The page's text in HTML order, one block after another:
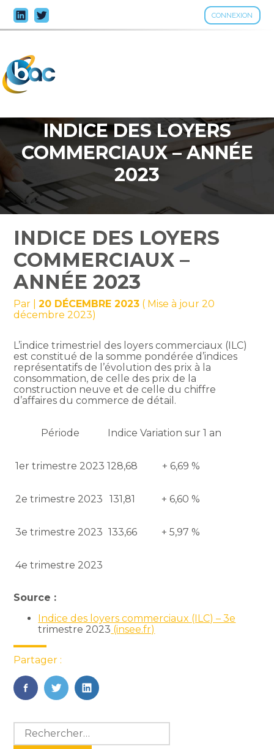
CONNEXION
Aller
au
INDICE DES LOYERS
COMMERCIAUX – ANNÉE
2023
INDICE DES LOYERS
COMMERCIAUX –
ANNÉE 2023
Par |20 DÉCEMBRE 2023 ( Mise à jour 20
décembre 2023)
L’indice trimestriel des loyers commerciaux (ILC)
est constitué de la somme pondérée d’indices
représentatifs de l’évolution des prix à la
consommation, de celle des prix de la
construction neuve et de celle du chiffre
d’affaires du commerce de détail.
Période Indice Variation sur 1 an
1er trimestre 2023 128,68 + 6,69 %
2e trimestre 2023 131,81 + 6,60 %
3e trimestre 2023 133,66 + 5,97 %
4e trimestre 2023
Source :
Indice des loyers commerciaux (ILC) – 3e
trimestre 2023 (insee.fr)
Partager :
FaceBook
TwitterLinkedIn
Blog
sidebar
Rechercher :